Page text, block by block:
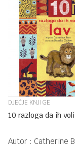
DJEČJE KNJIGE
Autor : Catherine